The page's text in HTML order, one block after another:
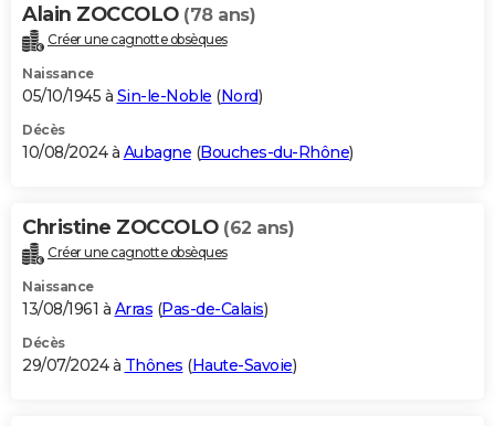
Carte de Noël
Carte Bonne année
Carte Saint-Valentin
Carte Pâques
Carte d'anniversaire
DICTIONNAIRE
Dictionnaire
Biographies
Citations
Expressions
Proverbes
PROGRAMME TV
S'inscrire
Se connecter
Lycées
Collèges
Primaires
Universités
Entreprises
Service militaire
Avis de recherche
AVIS DE DÉCÈS
Bricolage
Lifestyle
Culture
Sport
Auto
Television
Voyage
Cinema
Alain ZOCCOLO (78 ans)
Créer une cagnotte obsèques
Naissance
05/10/1945 à Sin-le-Noble (Nord)
Décès
10/08/2024 à Aubagne (Bouches-du-Rhône)
Christine ZOCCOLO (62 ans)
Créer une cagnotte obsèques
Naissance
13/08/1961 à Arras (Pas-de-Calais)
Décès
29/07/2024 à Thônes (Haute-Savoie)